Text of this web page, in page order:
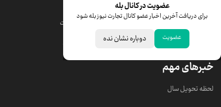
عضویت در کانال بله
برای دریافت آخرین اخبار عضو کانال تجارت نیوز بله شود
عضویت دوباره نشان نده
قیمت دلار
قیمت سکه امامی
قیمت درهم امارات
ابزار تبدیل نرخ ارز
خبرهای مهم
لحظه تحویل سال